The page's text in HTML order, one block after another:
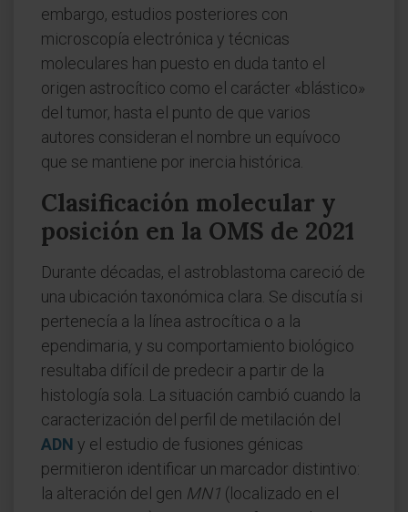
embargo, estudios posteriores con
microscopía electrónica y técnicas
moleculares han puesto en duda tanto el
origen astrocítico como el carácter «blástico»
del tumor, hasta el punto de que varios
autores consideran el nombre un equívoco
que se mantiene por inercia histórica.
Clasificación molecular y
posición en la OMS de 2021
Durante décadas, el astroblastoma careció de
una ubicación taxonómica clara. Se discutía si
pertenecía a la línea astrocítica o a la
ependimaria, y su comportamiento biológico
resultaba difícil de predecir a partir de la
histología sola. La situación cambió cuando la
caracterización del perfil de metilación del
ADN y el estudio de fusiones génicas
permitieron identificar un marcador distintivo:
la alteración del gen MN1 (localizado en el